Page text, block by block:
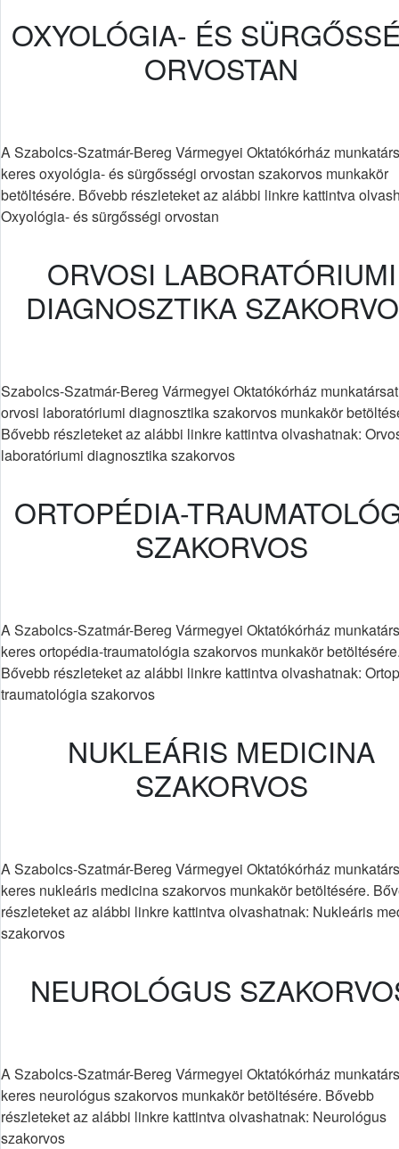
OXYOLÓGIA- ÉS
ORVOSTAN
A Szabolcs-Szatmár-Bereg Vármegyei Oktatókórház
keres oxyológia- és sürgősségi orvostan szakorvos munkakör
betöltésére. Bővebb részleteket az alábbi linkre kattintva
Oxyológia- és sürgősségi orvostan
ORVOSI LABORATÓRIUMI
DIAGNOSZTIKA
Szabolcs-Szatmár-Bereg Vármegyei Oktatókórház
orvosi laboratóriumi diagnosztika szakorvos munkakör
Bővebb részleteket az alábbi linkre kattintva olvashatnak:
laboratóriumi diagnosztika szakorvos
ORTOPÉDIA-
SZAKORVOS
A Szabolcs-Szatmár-Bereg Vármegyei Oktatókórház
keres ortopédia-traumatológia szakorvos munkakör
Bővebb részleteket az alábbi linkre kattintva olvashatnak:
traumatológia szakorvos
NUKLEÁRIS MEDICINA
SZAKORVOS
A Szabolcs-Szatmár-Bereg Vármegyei Oktatókórház
keres nukleáris medicina szakorvos munkakör betöltésére.
részleteket az alábbi linkre kattintva olvashatnak: Nukleáris
szakorvos
NEUROLÓGUS
A Szabolcs-Szatmár-Bereg Vármegyei Oktatókórház
keres neurológus szakorvos munkakör betöltésére. Bővebb
részleteket az alábbi linkre kattintva olvashatnak: Neurológus
szakorvos